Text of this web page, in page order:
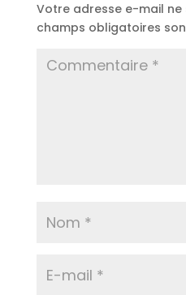
Votre adresse e-mail ne
champs obligatoires